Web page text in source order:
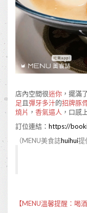
店內空間很迷你 ，擺滿
足且彈牙多汁的招牌豚
燒片 ， 香氣逼人 ，口感
訂位連結： https://
（MENU美食誌huihui提
【MENU溫馨提醒：喝